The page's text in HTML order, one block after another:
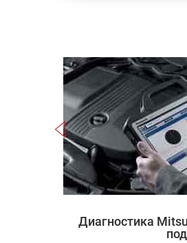
Диагностика